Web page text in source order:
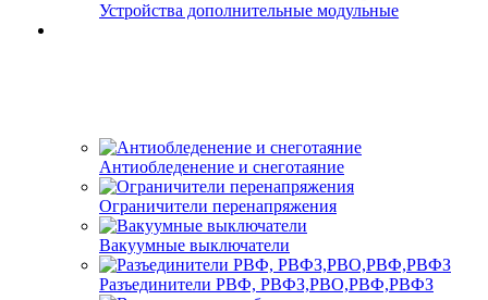
Устройства дополнительные модульные
Антиобледенение и снеготаяние
Ограничители перенапряжения
Вакуумные выключатели
Разъединители РВФ, РВФЗ,РВО,РВФ,РВФЗ